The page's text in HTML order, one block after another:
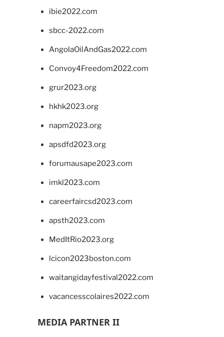
ibie2022.com
sbcc-2022.com
AngolaOilAndGas2022.com
Convoy4Freedom2022.com
grur2023.org
hkhk2023.org
napm2023.org
apsdfd2023.org
forumausape2023.com
imkl2023.com
careerfaircsd2023.com
apsth2023.com
MedItRio2023.org
lcicon2023boston.com
waitangidayfestival2022.com
vacancesscolaires2022.com
MEDIA PARTNER II